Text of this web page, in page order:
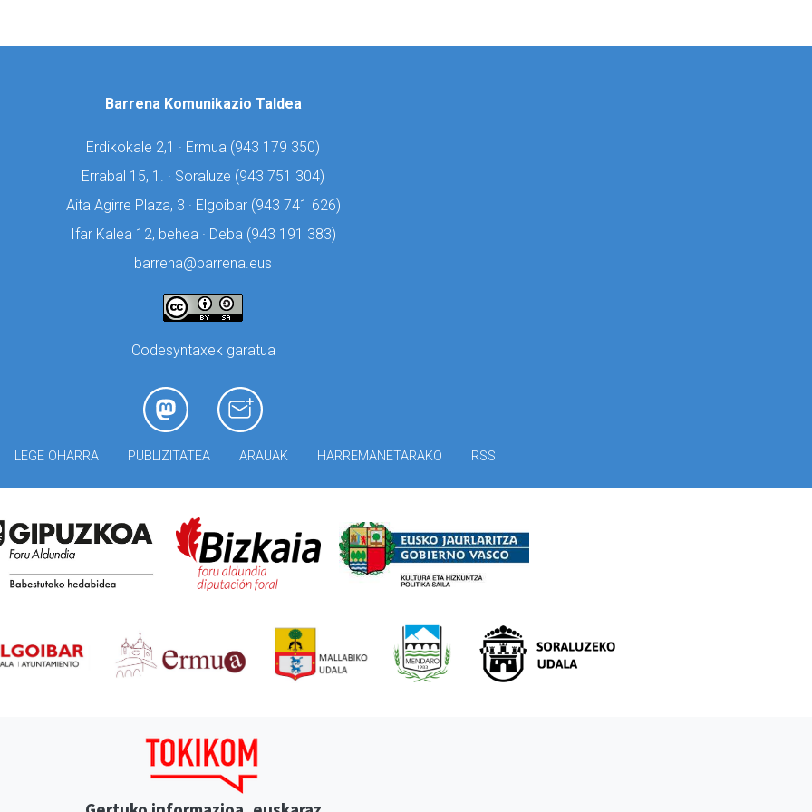
Barrena Komunikazio Taldea
Erdikokale 2,1 · Ermua (943 179 350)
Errabal 15, 1. · Soraluze (943 751 304)
Aita Agirre Plaza, 3 · Elgoibar (943 741 626)
Ifar Kalea 12, behea · Deba (943 191 383)
barrena@barrena.eus
Codesyntaxek garatua
LEGE OHARRA PUBLIZITATEA ARAUAK HARREMANETARAKO RSS